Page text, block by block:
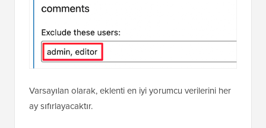
Varsayılan olarak, eklenti en iyi yorumcu verilerini her
ay sıfırlayacaktır.